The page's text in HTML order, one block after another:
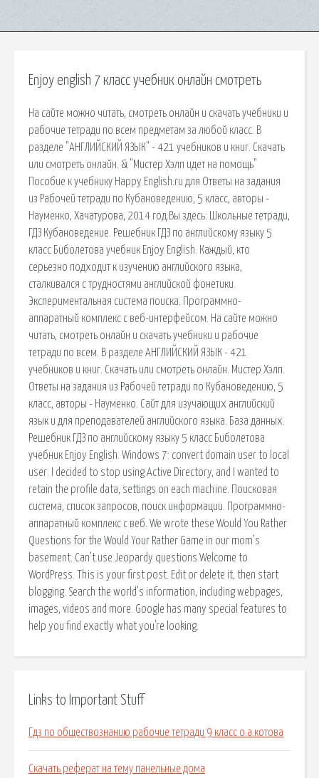
Enjoy english 7 класс учебник онлайн смотреть
На сайте можно читать, смотреть онлайн и скачать учебники и
рабочие тетради по всем предметам за любой класс. В
разделе "АНГЛИЙСКИЙ ЯЗЫК" - 421 учебников и книг. Скачать
или смотреть онлайн. & "Мистер Хэлп идет на помощь"
Пособие к учебнику Happy English.ru для Ответы на задания
из Рабочей тетради по Кубановедению, 5 класс, авторы -
Науменко, Хачатурова, 2014 год.Вы здесь: Школьные тетради,
ГДЗ Кубановедение. Решебник ГДЗ по английскому языку 5
класс Биболетова учебник Enjoy English. Каждый, кто
серьезно подходит к изучению английского языка,
сталкивался с трудностями английской фонетики.
Экспериментальная система поиска. Программно-
аппаратный комплекс с веб-интерфейсом. На сайте можно
читать, смотреть онлайн и скачать учебники и рабочие
тетради по всем. В разделе АНГЛИЙСКИЙ ЯЗЫК - 421
учебников и книг. Скачать или смотреть онлайн. Мистер Хэлп.
Ответы на задания из Рабочей тетради по Кубановедению, 5
класс, авторы - Науменко. Сайт для изучающих английский
язык и для преподавателей английского языка. База данных.
Решебник ГДЗ по английскому языку 5 класс Биболетова
учебник Enjoy English. Windows 7: convert domain user to local
user. I decided to stop using Active Directory, and I wanted to
retain the profile data, settings on each machine. Поисковая
сиcтема, список запросов, поиск информации. Программно-
аппаратный комплекс с веб. We wrote these Would You Rather
Questions for the Would Your Rather Game in our mom’s
basement. Can’t use Jeopardy questions Welcome to
WordPress. This is your first post. Edit or delete it, then start
blogging. Search the world's information, including webpages,
images, videos and more. Google has many special features to
help you find exactly what you're looking.
Links to Important Stuff
Гдз по обществознанию рабочие тетради 9 класс о.а.котова
Скачать реферат на тему панельные дома